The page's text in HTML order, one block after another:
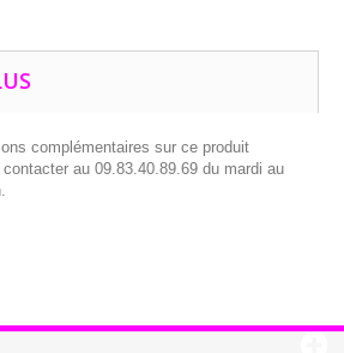
complémentaires sur ce produit
au 09.83.40.89.69 du mardi au